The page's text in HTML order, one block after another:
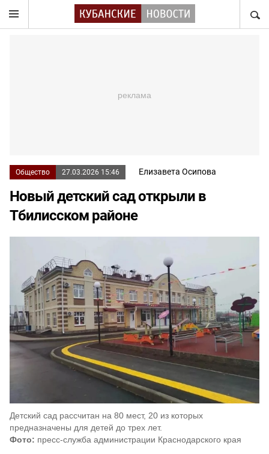
Общество 27.03.2026 15:46 Елизавета Осипова
Новый детский сад открыли в
Тбилисском районе
Детский сад рассчитан на 80 мест, 20 из которых
предназначены для детей до трех лет.
Фото: пресс-служба администрации Краснодарского края